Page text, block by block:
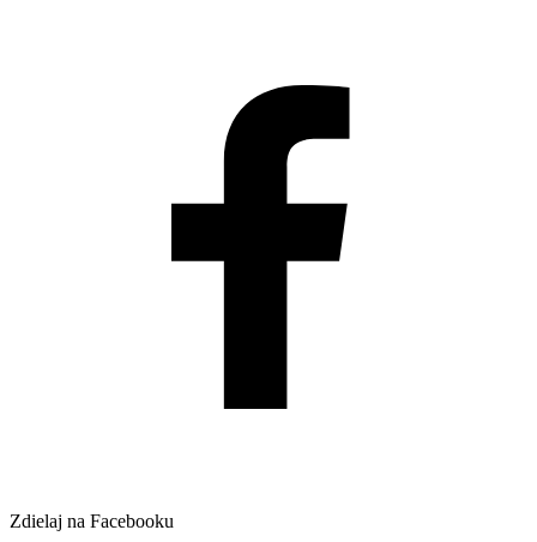
Zdielaj na Facebooku